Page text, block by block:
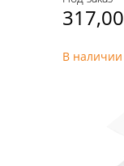
317,00
В наличии